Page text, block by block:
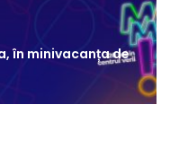
în minivacanța de